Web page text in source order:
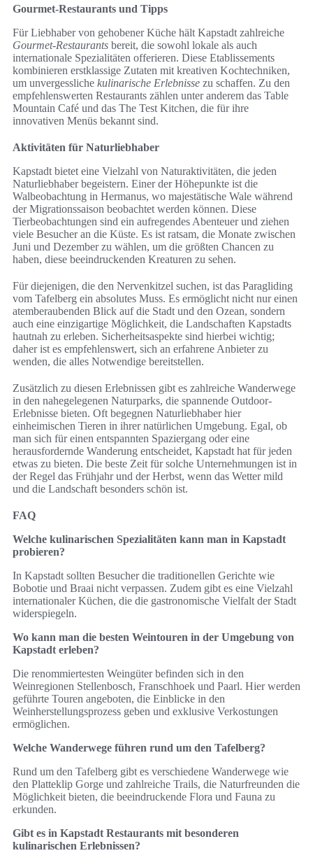
Gourmet-Restaurants und Tipps
Für Liebhaber von gehobener Küche hält Kapstadt zahlreiche
Gourmet-Restaurants bereit, die sowohl lokale als auch
internationale Spezialitäten offerieren. Diese Etablissements
kombinieren erstklassige Zutaten mit kreativen Kochtechniken,
um unvergessliche kulinarische Erlebnisse zu schaffen. Zu den
empfehlenswerten Restaurants zählen unter anderem das Table
Mountain Café und das The Test Kitchen, die für ihre
innovativen Menüs bekannt sind.
Aktivitäten für Naturliebhaber
Kapstadt bietet eine Vielzahl von Naturaktivitäten, die jeden
Naturliebhaber begeistern. Einer der Höhepunkte ist die
Walbeobachtung in Hermanus, wo majestätische Wale während
der Migrationssaison beobachtet werden können. Diese
Tierbeobachtungen sind ein aufregendes Abenteuer und ziehen
viele Besucher an die Küste. Es ist ratsam, die Monate zwischen
Juni und Dezember zu wählen, um die größten Chancen zu
haben, diese beeindruckenden Kreaturen zu sehen.
Für diejenigen, die den Nervenkitzel suchen, ist das Paragliding
vom Tafelberg ein absolutes Muss. Es ermöglicht nicht nur einen
atemberaubenden Blick auf die Stadt und den Ozean, sondern
auch eine einzigartige Möglichkeit, die Landschaften Kapstadts
hautnah zu erleben. Sicherheitsaspekte sind hierbei wichtig;
daher ist es empfehlenswert, sich an erfahrene Anbieter zu
wenden, die alles Notwendige bereitstellen.
Zusätzlich zu diesen Erlebnissen gibt es zahlreiche Wanderwege
in den nahegelegenen Naturparks, die spannende Outdoor-
Erlebnisse bieten. Oft begegnen Naturliebhaber hier
einheimischen Tieren in ihrer natürlichen Umgebung. Egal, ob
man sich für einen entspannten Spaziergang oder eine
herausfordernde Wanderung entscheidet, Kapstadt hat für jeden
etwas zu bieten. Die beste Zeit für solche Unternehmungen ist in
der Regel das Frühjahr und der Herbst, wenn das Wetter mild
und die Landschaft besonders schön ist.
FAQ
Welche kulinarischen Spezialitäten kann man in Kapstadt
probieren?
In Kapstadt sollten Besucher die traditionellen Gerichte wie
Bobotie und Braai nicht verpassen. Zudem gibt es eine Vielzahl
internationaler Küchen, die die gastronomische Vielfalt der Stadt
widerspiegeln.
Wo kann man die besten Weintouren in der Umgebung von
Kapstadt erleben?
Die renommiertesten Weingüter befinden sich in den
Weinregionen Stellenbosch, Franschhoek und Paarl. Hier werden
geführte Touren angeboten, die Einblicke in den
Weinherstellungsprozess geben und exklusive Verkostungen
ermöglichen.
Welche Wanderwege führen rund um den Tafelberg?
Rund um den Tafelberg gibt es verschiedene Wanderwege wie
den Platteklip Gorge und zahlreiche Trails, die Naturfreunden die
Möglichkeit bieten, die beeindruckende Flora und Fauna zu
erkunden.
Gibt es in Kapstadt Restaurants mit besonderen
kulinarischen Erlebnissen?